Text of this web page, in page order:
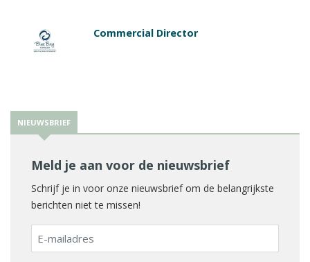
Commercial Director
NIEUWSBRIEF
Meld je aan voor de nieuwsbrief
Schrijf je in voor onze nieuwsbrief om de belangrijkste
berichten niet te missen!
E-
mailadres